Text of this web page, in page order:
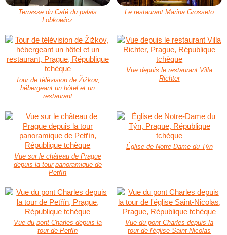
Terrasse du Café du palais
Lobkowicz
Le restaurant Marina Grosseto
Tour de télévision de Žižkov,
hébergeant un hôtel et un
restaurant
Vue depuis le restaurant Villa
Richter
Vue sur le château de Prague
depuis la tour panoramique de
Petřín
Église de Notre-Dame du Týn
Vue du pont Charles depuis la
tour de Petřín
Vue du pont Charles depuis la
tour de l'église Saint-Nicolas